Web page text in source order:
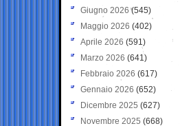
Giugno 2026 (545)
Maggio 2026 (402)
Aprile 2026 (591)
Marzo 2026 (641)
Febbraio 2026 (617)
Gennaio 2026 (652)
Dicembre 2025 (627)
Novembre 2025 (668)